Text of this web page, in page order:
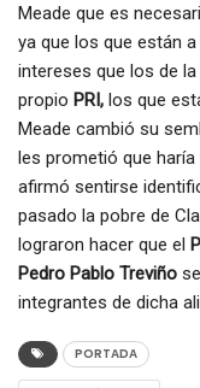
Meade que es
ya que los que están
intereses que los de
propio PRI, los que
Meade cambió su
les prometió que
afirmó sentirse
pasado la pobre de
lograron hacer que el
Pedro Pablo Treviño
integrantes de dicha
PORTADA